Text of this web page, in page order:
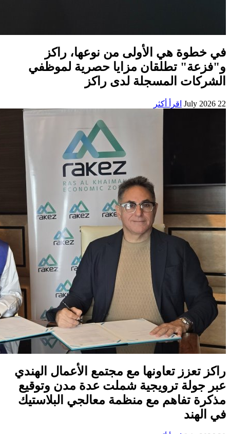
في خطوة هي الأولى من نوعها، راكز
و"فزعة" تطلقان مزايا حصرية لموظفي
الشركات المسجلة لدى راكز
22 July 2026 اقرأ أكثر
راكز تعزز تعاونها مع مجتمع الأعمال الهندي
عبر جولة ترويجية شملت عدة مدن وتوقيع
مذكرة تفاهم مع منظمة معالجي البلاستيك
في الهند